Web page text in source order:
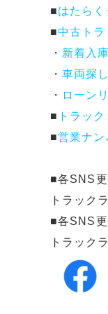
■はたらく
■中古ト
・ 新着入
・車両探
・ ローン
■ トラッ
■営業ナン
■各SNS更
トラック
■各SNS更
トラック